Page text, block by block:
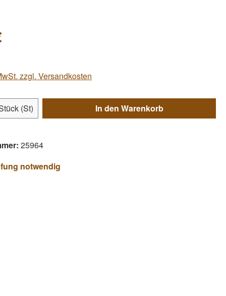
zzgl. Versandkosten
Gib den gewünschten Wert ein
(St) In den Warenkorb
25964
notwendig